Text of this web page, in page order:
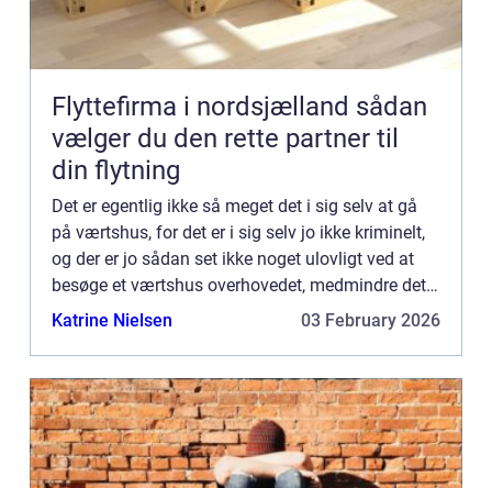
Flyttefirma i nordsjælland sådan
vælger du den rette partner til
din flytning
Det er egentlig ikke så meget det i sig selv at gå
på værtshus, for det er i sig selv jo ikke kriminelt,
og der er jo sådan set ikke noget ulovligt ved at
besøge et værtshus overhovedet, medmindre det
er et ...
Katrine Nielsen 03 February 2026